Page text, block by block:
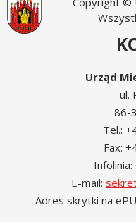
Urząd
ul.
86-
Tel.:
Fax:
E-mail:
Adres skrytki na